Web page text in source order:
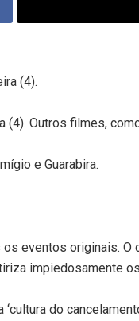
(4).
Outros filmes,
e Guarabira.
eventos originais. O
impiedosamente
do